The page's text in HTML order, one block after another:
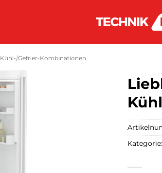
Kühl-/Gefrier-Kombinationen
Kategorie: